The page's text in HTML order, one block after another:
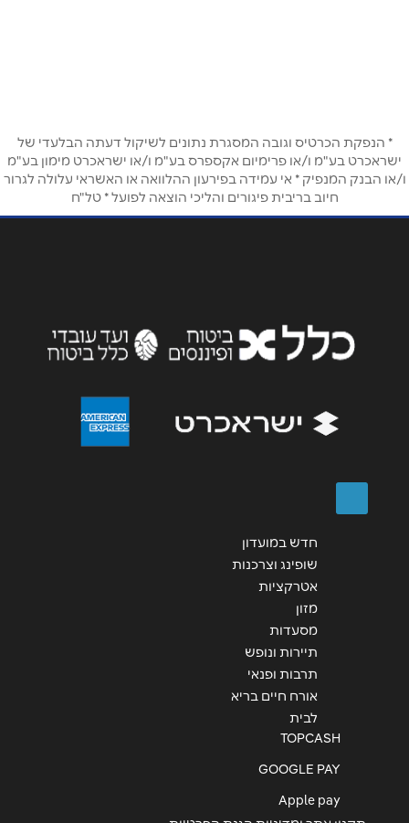
טלפון*
אימייל*
הודעה
* הנפקת הכרטיס וגובה המסגרת נתונים לשיקול דעתה הבלעדי של
ישראכרט בע"מ ו/או פרימיום אקספרס בע"מ ו/או ישראכרט מימון בע"מ
ו/או הבנק המנפיק * אי עמידה בפירעון ההלוואה או האשראי עלולה לגרור
חיוב בריבית פיגורים והליכי הוצאה לפועל * טל"ח
חדש במועדון
שופינג וצרכנות
אטרקציות
מזון
מסעדות
תיירות ונופש
תרבות ופנאי
אורח חיים בריא
לבית
TOPCASH
GOOGLE PAY
Apple pay